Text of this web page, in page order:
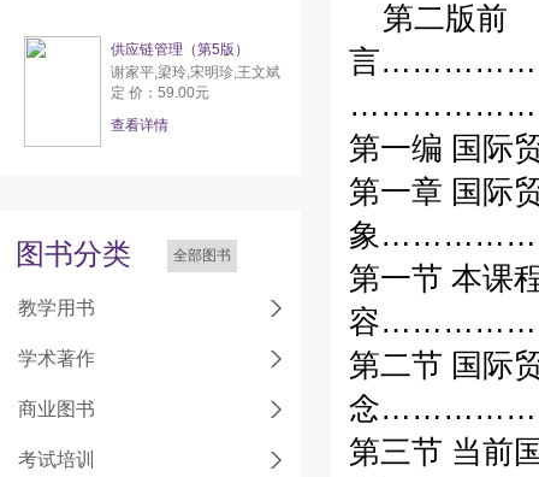
供应链管理（第5版）
谢家平,梁玲,宋明珍,王文斌
定 价：59.00元
查看详情
图书分类 全部图书
教学用书
学术著作
商业图书
考试培训
第二版前
言
第一编 国际
第一章 国际
象
第一节 本课
容
第二节 国际
念
第三节 当前